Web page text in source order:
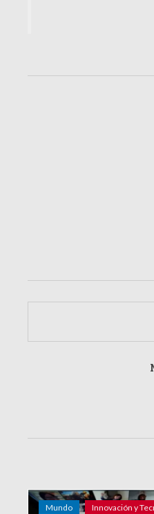
Mundo Innovación y